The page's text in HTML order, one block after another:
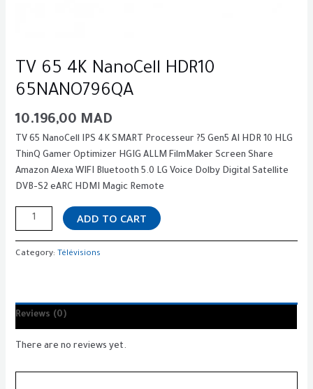
TV 65 4K NanoCell HDR10
65NANO796QA
10.196,00 MAD
TV 65 NanoCell IPS 4K SMART Processeur ?5 Gen5 AI HDR 10 HLG
ThinQ Gamer Optimizer HGIG ALLM FilmMaker Screen Share
Amazon Alexa WIFI Bluetooth 5.0 LG Voice Dolby Digital Satellite
DVB-S2 eARC HDMI Magic Remote
ADD TO CART
Category: Télévisions
Reviews (0)
There are no reviews yet.